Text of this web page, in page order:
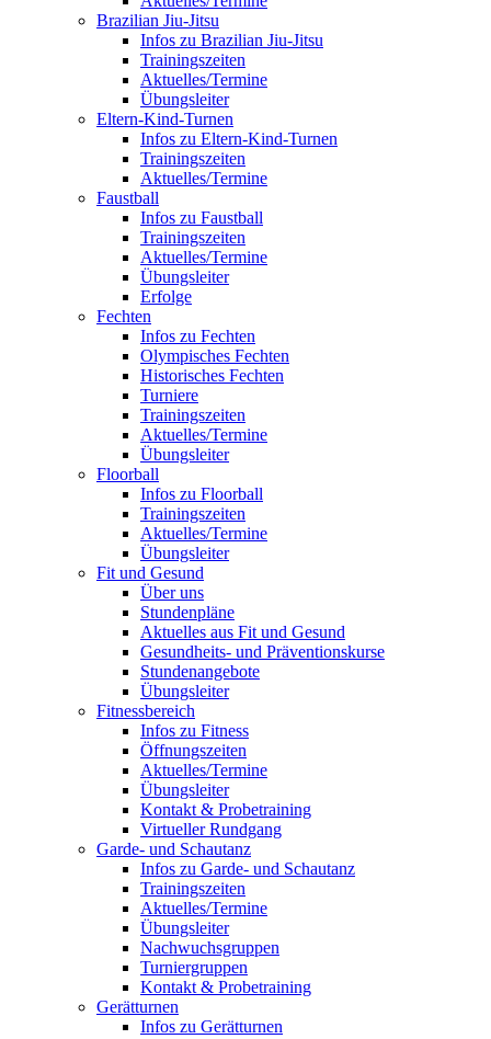
Brazilian Jiu-Jitsu
Infos zu Brazilian Jiu-Jitsu
Trainingszeiten
Aktuelles/Termine
Übungsleiter
Eltern-Kind-Turnen
Infos zu Eltern-Kind-Turnen
Trainingszeiten
Aktuelles/Termine
Faustball
Infos zu Faustball
Trainingszeiten
Aktuelles/Termine
Übungsleiter
Erfolge
Fechten
Infos zu Fechten
Olympisches Fechten
Historisches Fechten
Turniere
Trainingszeiten
Aktuelles/Termine
Übungsleiter
Floorball
Infos zu Floorball
Trainingszeiten
Aktuelles/Termine
Übungsleiter
Fit und Gesund
Über uns
Stundenpläne
Aktuelles aus Fit und Gesund
Gesundheits- und Präventionskurse
Stundenangebote
Übungsleiter
Fitnessbereich
Infos zu Fitness
Öffnungszeiten
Aktuelles/Termine
Übungsleiter
Kontakt & Probetraining
Virtueller Rundgang
Garde- und Schautanz
Infos zu Garde- und Schautanz
Trainingszeiten
Aktuelles/Termine
Übungsleiter
Nachwuchsgruppen
Turniergruppen
Kontakt & Probetraining
Gerätturnen
Infos zu Gerätturnen